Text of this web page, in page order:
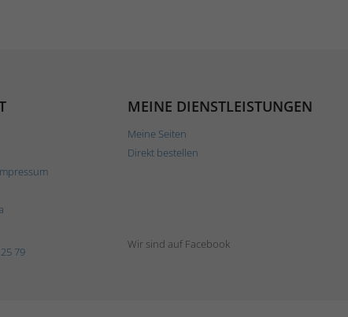
MEINE DIENSTLEISTUNGEN
Meine Seiten
Direkt bestellen
79
Wir sind auf Facebook